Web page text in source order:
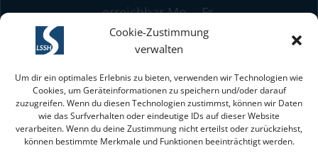
Cookie-Zustimmung
verwalten
Um dir ein optimales Erlebnis zu bieten, verwenden wir Technologien wie
Cookies, um Geräteinformationen zu speichern und/oder darauf
zuzugreifen. Wenn du diesen Technologien zustimmst, können wir Daten
wie das Surfverhalten oder eindeutige IDs auf dieser Website
verarbeiten. Wenn du deine Zustimmung nicht erteilst oder zurückziehst,
können bestimmte Merkmale und Funktionen beeinträchtigt werden.
erreichbar Mo. - Fr.
von 8:00 bis 13:00 Uhr
mit freundlicher Unterstützung des